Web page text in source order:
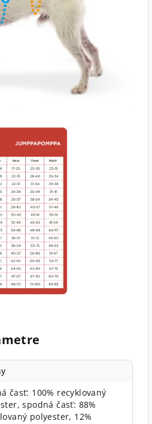
časť: 100% recyklovaný
spodná časť: 88%
polyester, 12%